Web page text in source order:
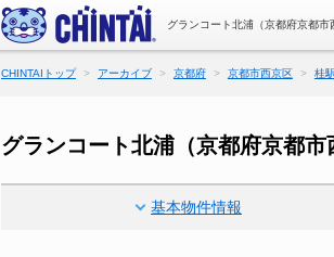
グランコート北浦（京都府京都
CHINTAIトップ アーカイブ 京都府 京都市西京区 桂駅
グランコート北浦（京都府京都
基本物件情報